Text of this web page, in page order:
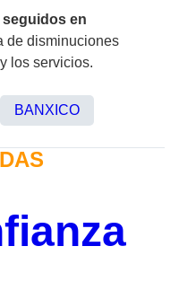
en
de disminuciones
los servicios.
BANXICO